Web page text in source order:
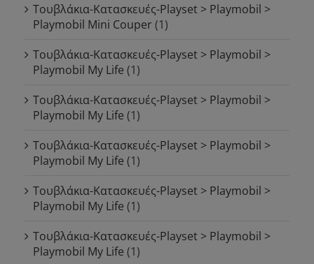
Τουβλάκια-Κατασκευές-Playset > Playmobil >
Playmobil Mini Couper (1)
Τουβλάκια-Κατασκευές-Playset > Playmobil >
Playmobil My Life (1)
Τουβλάκια-Κατασκευές-Playset > Playmobil >
Playmobil My Life (1)
Τουβλάκια-Κατασκευές-Playset > Playmobil >
Playmobil My Life (1)
Τουβλάκια-Κατασκευές-Playset > Playmobil >
Playmobil My Life (1)
Τουβλάκια-Κατασκευές-Playset > Playmobil >
Playmobil My Life (1)